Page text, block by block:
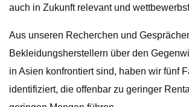
auch in Zukunft relevant und
Aus unseren Recherchen und
Bekleidungsherstellern über den
in Asien konfrontiert sind, haben wir fünf
identifiziert, die offenbar zu geringer